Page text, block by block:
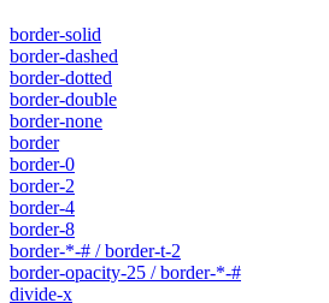
border-solid
border-dashed
border-dotted
border-double
border-none
border
border-0
border-2
border-4
border-8
border-*-# / border-t-2
border-opacity-25 / border-*-#
divide-x